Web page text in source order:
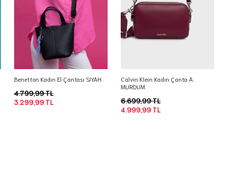
Benetton Kadın El Çantası SIYAH
3.299,99 TL
4.799,99 TL
Calvin Klein Kadın Çanta A.
MURDUM
4.999,99 TL
6.699,99 TL